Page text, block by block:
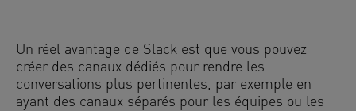
Un réel avantage de Slack est que vous pouvez
créer des canaux dédiés pour rendre les
conversations plus pertinentes, par exemple en
ayant des canaux séparés pour les équipes ou les